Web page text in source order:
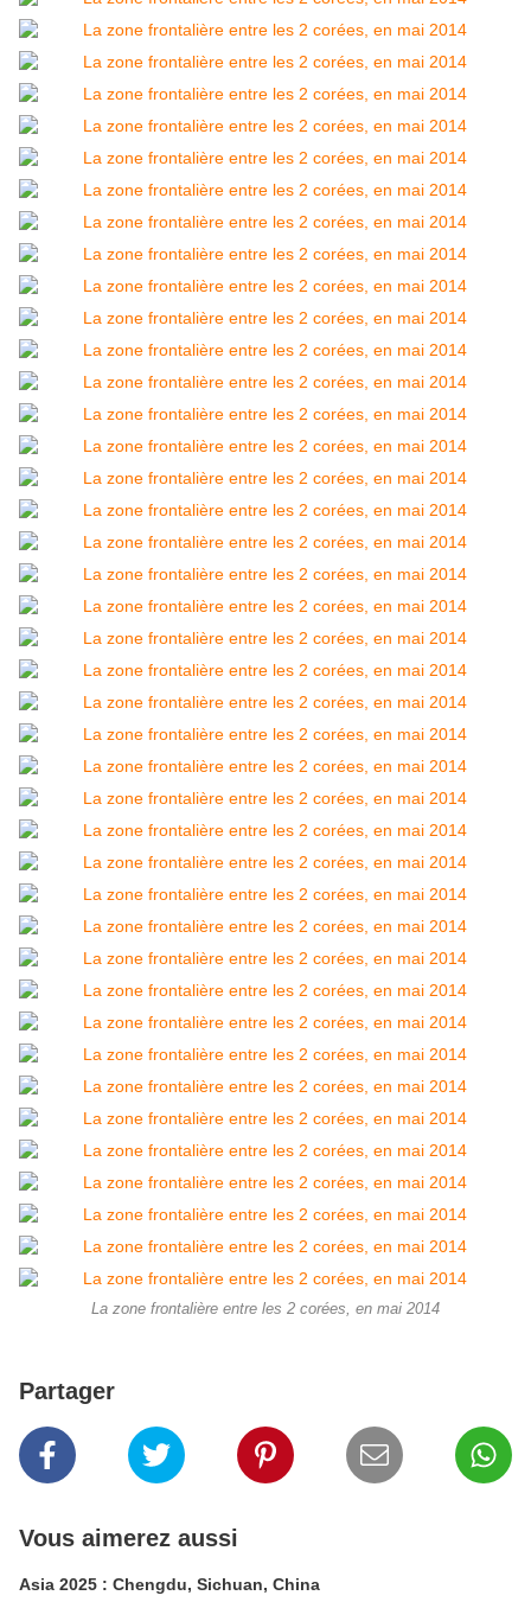
La zone frontalière entre les 2 corées, en mai 2014
Partager
Vous aimerez aussi
Asia 2025 : Chengdu, Sichuan, China